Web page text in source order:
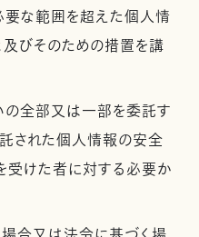
な範囲を超えた個人情
びそのための措置を講
全部又は一部を委託す
された個人情報の安全
受けた者に対する必要か